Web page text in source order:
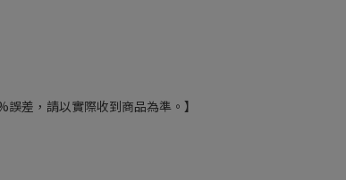
差，請以實際收到商品為準。】